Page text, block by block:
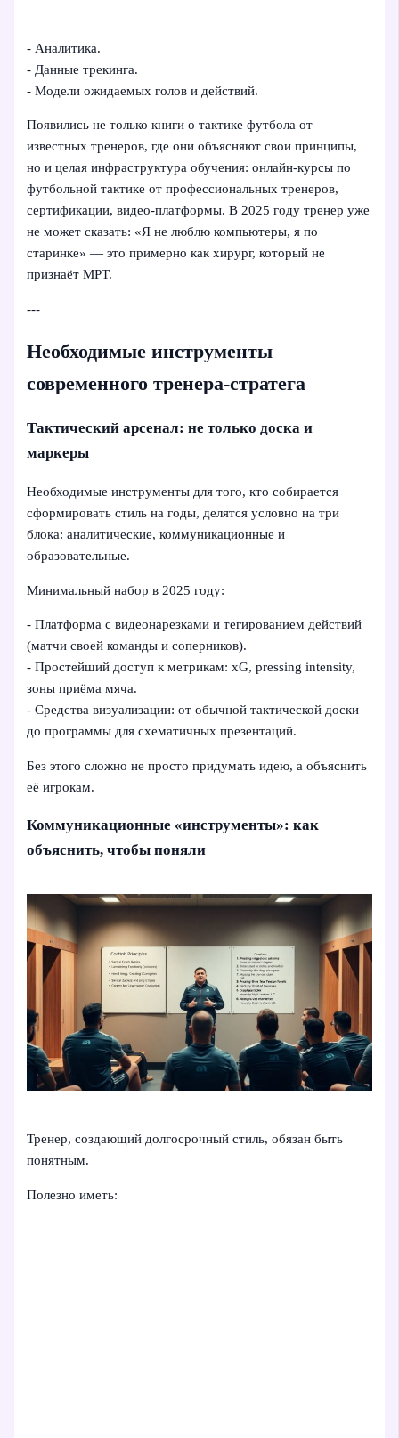
- Аналитика.
- Данные трекинга.
- Модели ожидаемых голов и действий.
Появились не только книги о тактике футбола от
известных тренеров, где они объясняют свои принципы,
но и целая инфраструктура обучения: онлайн-курсы по
футбольной тактике от профессиональных тренеров,
сертификации, видео-платформы. В 2025 году тренер уже
не может сказать: «Я не люблю компьютеры, я по
старинке» — это примерно как хирург, который не
признаёт МРТ.
---
Необходимые инструменты
современного тренера-стратега
Тактический арсенал: не только доска и
маркеры
Необходимые инструменты для того, кто собирается
сформировать стиль на годы, делятся условно на три
блока: аналитические, коммуникационные и
образовательные.
Минимальный набор в 2025 году:
- Платформа с видеонарезками и тегированием действий
(матчи своей команды и соперников).
- Простейший доступ к метрикам: xG, pressing intensity,
зоны приёма мяча.
- Средства визуализации: от обычной тактической доски
до программы для схематичных презентаций.
Без этого сложно не просто придумать идею, а объяснить
её игрокам.
Коммуникационные «инструменты»: как
объяснить, чтобы поняли
Тренер, создающий долгосрочный стиль, обязан быть
понятным.
Полезно иметь: